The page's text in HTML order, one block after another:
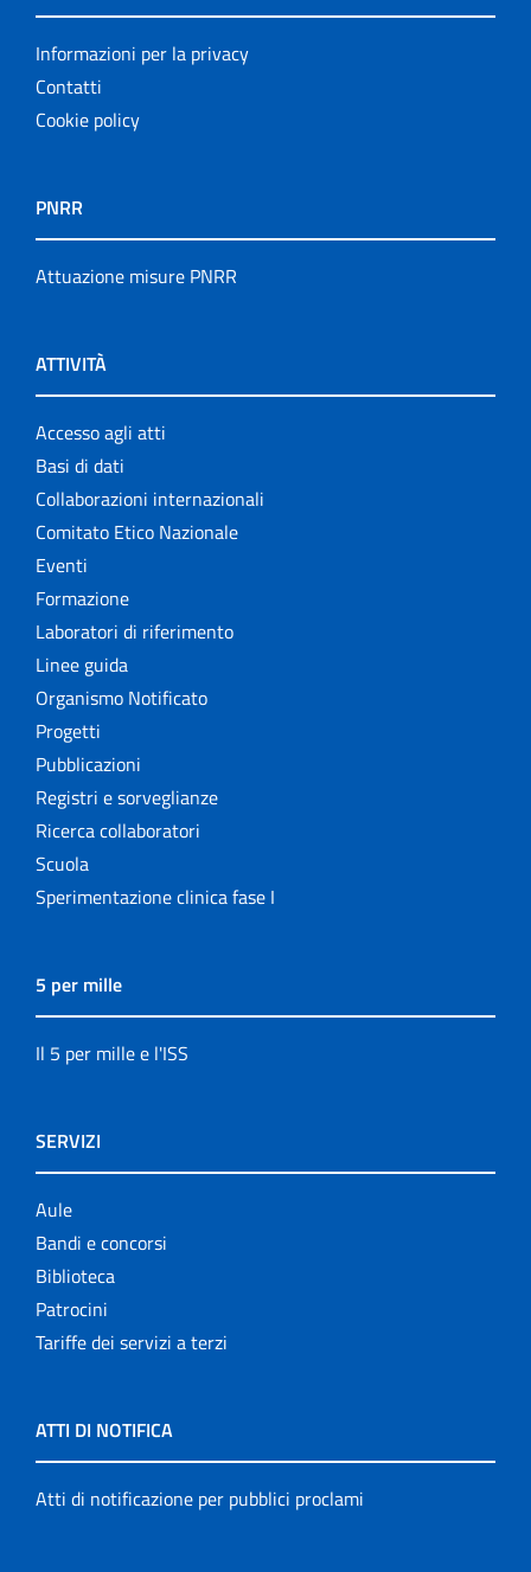
Informazioni per la privacy
Contatti
Cookie policy
PNRR
Attuazione misure PNRR
ATTIVITÀ
Accesso agli atti
Basi di dati
Collaborazioni internazionali
Comitato Etico Nazionale
Eventi
Formazione
Laboratori di riferimento
Linee guida
Organismo Notificato
Progetti
Pubblicazioni
Registri e sorveglianze
Ricerca collaboratori
Scuola
Sperimentazione clinica fase I
5 per mille
Il 5 per mille e l'ISS
SERVIZI
Aule
Bandi e concorsi
Biblioteca
Patrocini
Tariffe dei servizi a terzi
ATTI DI NOTIFICA
Atti di notificazione per pubblici proclami